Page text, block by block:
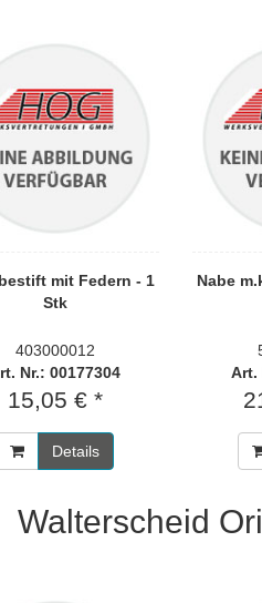
mit Federn - 1
Stk
403000012
Nr.: 00177304
15,05 € *
Details
Nabe
Art.
Walterscheid